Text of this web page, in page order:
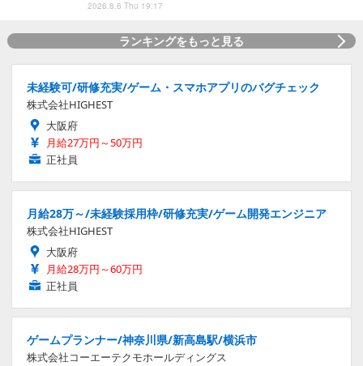
2026.8.6 Thu 19:17
ランキングをもっと見る
未経験可/研修充実/ゲーム・スマホアプリのバグチェック
株式会社HIGHEST
大阪府
月給27万円～50万円
正社員
月給28万～/未経験採用枠/研修充実/ゲーム開発エンジニア
株式会社HIGHEST
大阪府
月給28万円～60万円
正社員
ゲームプランナー/神奈川県/新高島駅/横浜市
株式会社コーエーテクモホールディングス